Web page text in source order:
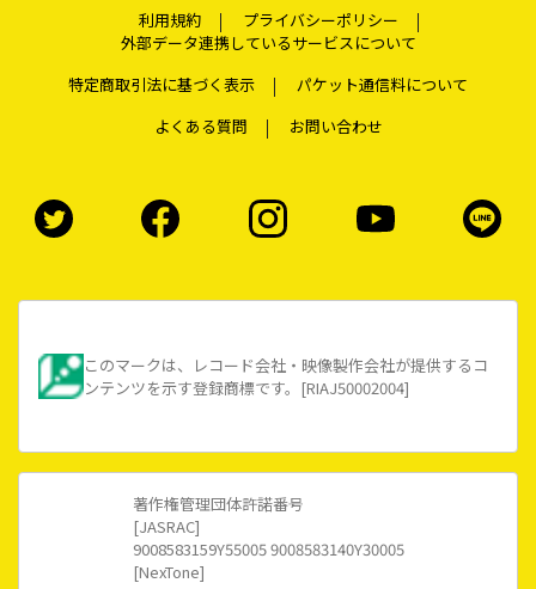
利用規約
プライバシーポリシー
外部データ連携しているサービスについて
特定商取引法に基づく表示
パケット通信料について
よくある質問
お問い合わせ
このマークは、レコード会社・映像製作会社が提供するコ
ンテンツを示す登録商標です。[RIAJ50002004]
著作権管理団体許諾番号
[JASRAC]
9008583159Y55005 9008583140Y30005
[NexTone]